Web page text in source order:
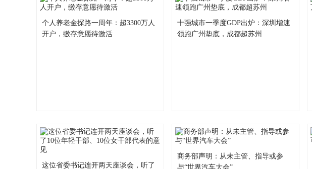
个人养老金探路一周年：超3300万人
开户，缴存意愿待激活
十强城市一季度GDP出炉：深圳增速
领跑广州垫底，成都超苏州
这位省委书记连开两天座谈会，听了
商务部声明：从未主管、指导或参
与“世界汽车大会”